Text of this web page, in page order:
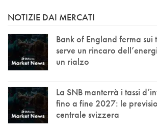
NOTIZIE DAI MERCATI
Bank of England ferma sui
serve un rincaro
un rialzo
La SNB manterrà i tassi
fino a fine 2027: le
centrale svizzera